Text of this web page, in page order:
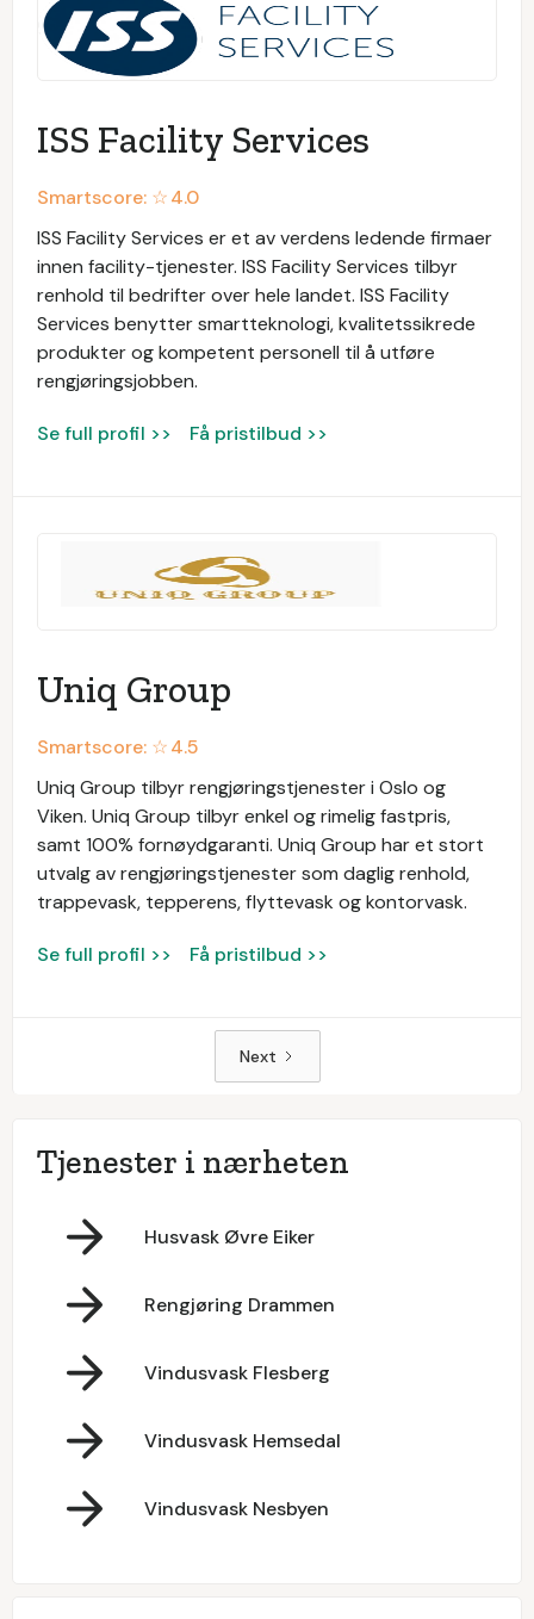
ISS Facility Services
Smartscore: ☆4.0
ISS Facility Services er et av verdens ledende firmaer
innen facility-tjenester. ISS Facility Services tilbyr
renhold til bedrifter over hele landet. ISS Facility
Services benytter smartteknologi, kvalitetssikrede
produkter og kompetent personell til å utføre
rengjøringsjobben.
Se full profil >> Få pristilbud >>
Uniq Group
Smartscore: ☆4.5
Uniq Group tilbyr rengjøringstjenester i Oslo og
Viken. Uniq Group tilbyr enkel og rimelig fastpris,
samt 100% fornøydgaranti. Uniq Group har et stort
utvalg av rengjøringstjenester som daglig renhold,
trappevask, tepperens, flyttevask og kontorvask.
Se full profil >> Få pristilbud >>
Next
Tjenester i nærheten
Husvask Øvre Eiker
Rengjøring Drammen
Vindusvask Flesberg
Vindusvask Hemsedal
Vindusvask Nesbyen